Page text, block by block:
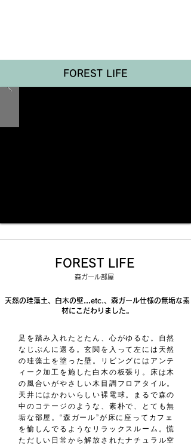
FOREST LIFE
FOREST LIFE
森ガール部屋
天然の珪藻土、白木の壁…etc.、森ガール仕様の無垢な素
材にこだわりました。
足を踏み入れたとたん、心がゆるむ。自然
なじぶんに還る。玄関を入って左には天然
の珪藻土を塗った壁。リビングにはアンテ
ィーク加工を施した白木の板張り。床は木
の風合いがやさしい木目調フロアタイル。
天井にはかわいらしい裸電球。まるで森の
中のコテージのような、素朴で、とても無
垢な部屋。“森ガール”が床に座ってカフェ
を愉しんでるようなリラックスルーム。慌
ただしい日常から解放されたナチュラル空